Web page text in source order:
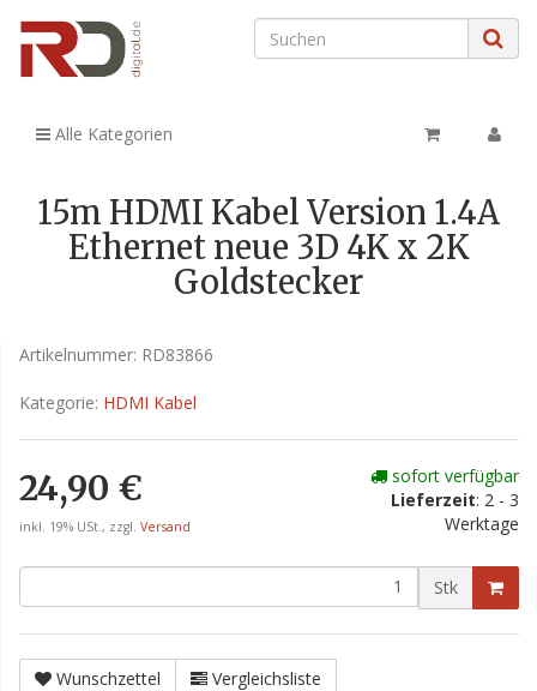
Alle Kategorien
15m HDMI Kabel Version 1.4A
Ethernet neue 3D 4K x 2K
Goldstecker
Artikelnummer: RD83866
Kategorie: HDMI Kabel
24,90 €
inkl. 19% USt., zzgl. Versand
sofort verfügbar
Lieferzeit: 2 - 3
Werktage
Stk
Wunschzettel
Vergleichsliste